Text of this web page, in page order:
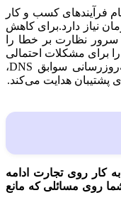
فرآیندهای کسب و کار
نیاز دارد.برای کاهش
نظارت بر خطا را
برای مشکلات احتمالی
اسکن می‌کند. اگر خطایی پیدا کرد، با به‌روزرسانی سوابق DNS،
پشتیبان هدایت می‌کند.
کار روی تجارت ادامه
روی مسائلی که مانع